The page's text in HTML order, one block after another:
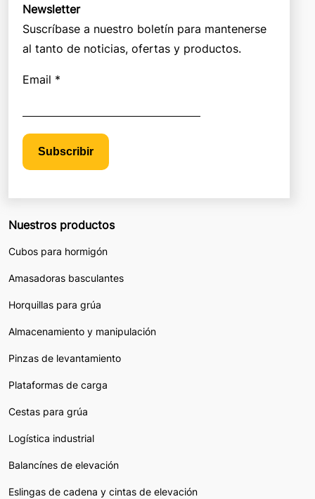
Newsletter
Suscríbase a nuestro boletín para mantenerse
al tanto de noticias, ofertas y productos.
Email *
Subscribir
Nuestros productos
Cubos para hormigón
Amasadoras basculantes
Horquillas para grúa
Almacenamiento y manipulación
Pinzas de levantamiento
Plataformas de carga
Cestas para grúa
Logística industrial
Balancínes de elevación
Eslingas de cadena y cintas de elevación